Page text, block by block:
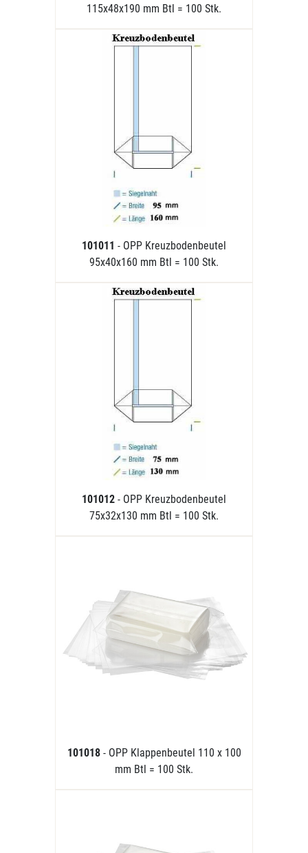
115x48x190 mm Btl = 100 Stk.
101011 - OPP Kreuzbodenbeutel
95x40x160 mm Btl = 100 Stk.
101012 - OPP Kreuzbodenbeutel
75x32x130 mm Btl = 100 Stk.
101018 - OPP Klappenbeutel 110 x 100
mm Btl = 100 Stk.